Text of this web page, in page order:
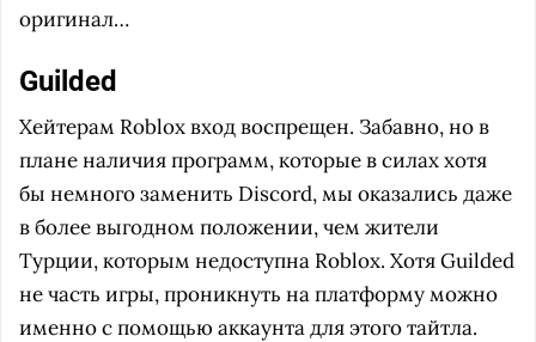
оригинал…
Guilded
Хейтерам Roblox вход воспрещен. Забавно, но в
плане наличия программ, которые в силах хотя
бы немного заменить Discord, мы оказались даже
в более выгодном положении, чем жители
Турции, которым недоступна Roblox. Хотя Guilded
не часть игры, проникнуть на платформу можно
именно с помощью аккаунта для этого тайтла.